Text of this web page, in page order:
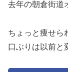
去年の朝倉街道
ちょっと痩せら
口ぶりは以前と